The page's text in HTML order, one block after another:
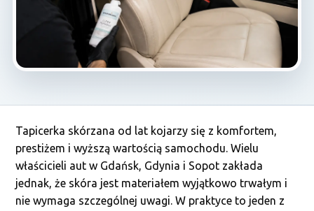
Tapicerka skórzana od lat kojarzy się z komfortem,
prestiżem i wyższą wartością samochodu. Wielu
właścicieli aut w Gdańsk, Gdynia i Sopot zakłada
jednak, że skóra jest materiałem wyjątkowo trwałym i
nie wymaga szczególnej uwagi. W praktyce to jeden z